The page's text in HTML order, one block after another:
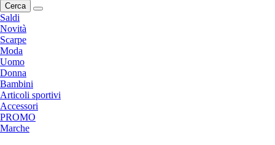
Cerca
Saldi
Novità
Scarpe
Moda
Uomo
Donna
Bambini
Articoli sportivi
Accessori
PROMO
Marche